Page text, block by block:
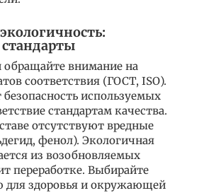
внимание на
соответствия (ГОСТ, ISO).
используемых
стандартам качества.
отсутствуют вредные
фенол). Экологичная
из возобновляемых
переработке. Выбирайте
для здоровья и окружающей